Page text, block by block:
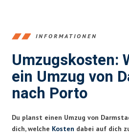
INFORMATIONEN
Umzugskosten:
ein Umzug von
nach Porto
Du planst einen Umzug von
dich, welche Kosten dabei auf dich